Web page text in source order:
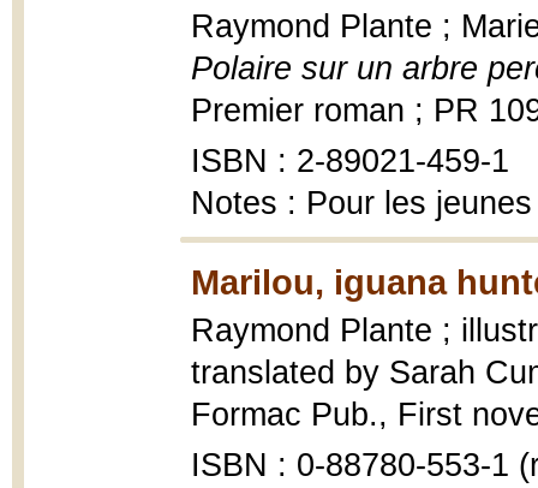
Raymond Plante ;
Polaire sur un arbre
Premier roman ; PR
ISBN : 2-89021-459-1
Notes : Pour les jeunes
Marilou, iguana
Raymond Plante ;
translated by Sarah
Formac Pub., First
ISBN : 0-88780-553-1